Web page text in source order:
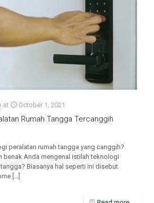
at October 1, 2021
Rumah Tangga Tercanggih
peralatan rumah tangga yang canggih?
benak Anda mengenal istilah teknologi
Biasanya hal seperti ini disebut
[…]